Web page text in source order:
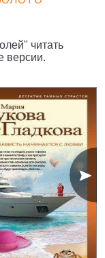
читать
версии.